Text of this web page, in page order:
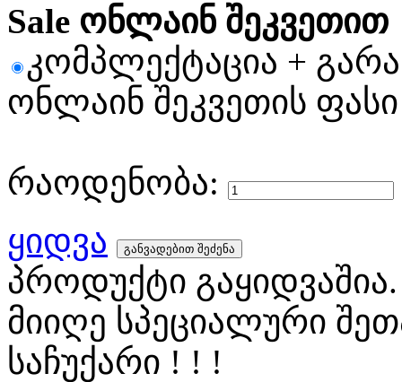
Sale ონლაინ შეკვეთით
კომპლექტაცია +
ონლაინ შეკვეთის
რაოდენობა:
ყიდვა
პროდუქტი გაყიდვაშია.
მიიღე სპეციალური
საჩუქარი ! ! !